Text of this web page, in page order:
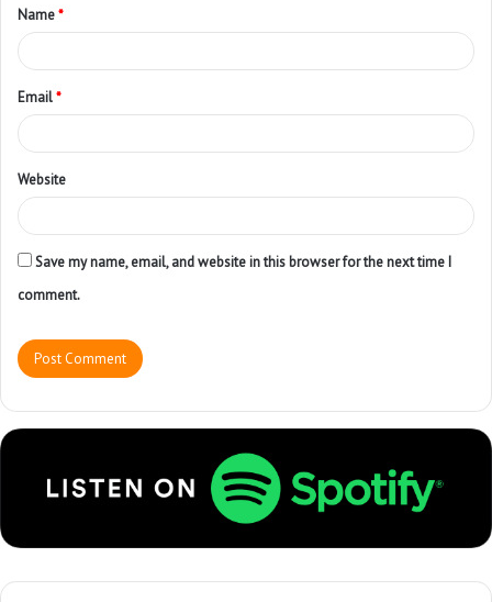
Name*
Email*
Website
Save my name, email, and website in this browser for the next time I
comment.